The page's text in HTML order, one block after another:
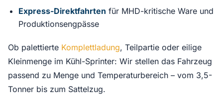
Express-Direktfahrten für MHD-kritische Ware und
Produktionsengpässe
Ob palettierte Komplettladung, Teilpartie oder eilige
Kleinmenge im Kühl-Sprinter: Wir stellen das Fahrzeug
passend zu Menge und Temperaturbereich – vom 3,5-
Tonner bis zum Sattelzug.